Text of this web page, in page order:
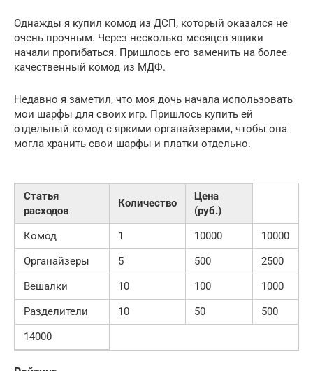
Однажды я купил комод из ДСП, который оказался не
очень прочным. Через несколько месяцев ящики
начали прогибаться. Пришлось его заменить на более
качественный комод из МДФ.
Недавно я заметил, что моя дочь начала использовать
мои шарфы для своих игр. Пришлось купить ей
отдельный комод с яркими органайзерами, чтобы она
могла хранить свои шарфы и платки отдельно.
Статья
расходов
Количество
Цена
(руб.)
Комод
1 10000
10000
Органайзеры
5 500
2500
Вешалки
10 100
1000
Разделители
10 50
500
14000